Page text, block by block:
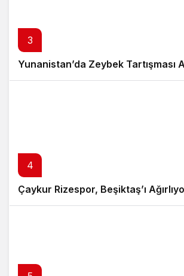
3
Yunanistan’da Zeybek Tartışması
4
Çaykur Rizespor, Beşiktaş’ı